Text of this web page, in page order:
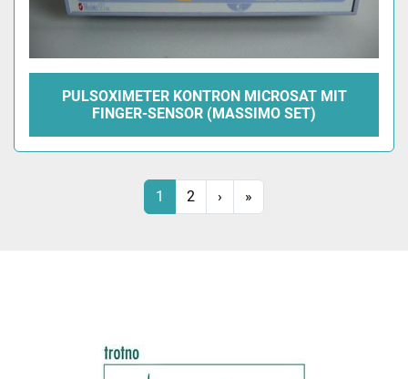
PULSOXIMETER KONTRON MICROSAT MIT
FINGER-SENSOR (MASSIMO SET)
1 2 › »